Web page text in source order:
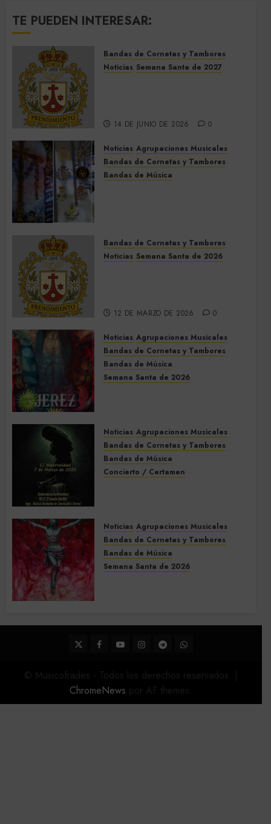
TE PUEDEN INTERESAR:
Bandas de Cornetas y Tambores
Noticias Semana Santa de 2027
14 DE JUNIO DE 2026 0
Noticias Agrupaciones Musicales
Bandas de Cornetas y Tambores
Bandas de Música
9 DE MAYO DE 2026 0
Bandas de Cornetas y Tambores
Noticias Semana Santa de 2026
12 DE MARZO DE 2026 0
Noticias Agrupaciones Musicales
Bandas de Cornetas y Tambores
Bandas de Música
Semana Santa de 2026
5 DE MARZO DE 2026 0
Noticias Agrupaciones Musicales
Bandas de Cornetas y Tambores
Bandas de Música
Concierto / Certamen
Noticias Agrupaciones Musicales
Bandas de Cornetas y Tambores
Bandas de Música
Semana Santa de 2026
22 DE FEBRERO DE 2026
0
TwitterFacebook
YoutubeInstagram
TelegramWhatsApp
ChromeNews